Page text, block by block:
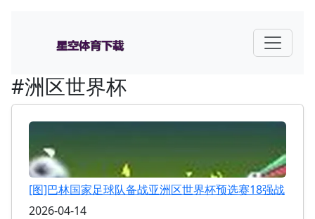
#洲区世界杯
[图]巴林国家足球队备战亚洲区世界杯预选赛18强战
2026-04-14